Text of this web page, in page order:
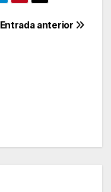
Entrada anterior